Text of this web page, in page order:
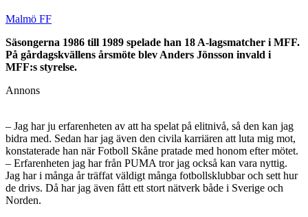
Malmö FF
Säsongerna 1986 till 1989 spelade han 18 A-lagsmatcher i MFF.
På gårdagskvällens årsmöte blev Anders Jönsson invald i
MFF:s styrelse.
Annons
– Jag har ju erfarenheten av att ha spelat på elitnivå, så den kan jag
bidra med. Sedan har jag även den civila karriären att luta mig mot,
konstaterade han när Fotboll Skåne pratade med honom efter mötet.
– Erfarenheten jag har från PUMA tror jag också kan vara nyttig.
Jag har i många år träffat väldigt många fotbollsklubbar och sett hur
de drivs. Då har jag även fått ett stort nätverk både i Sverige och
Norden.